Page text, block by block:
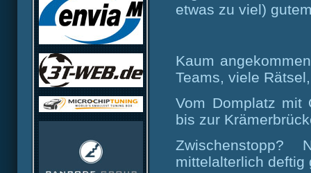
etwas zu viel)
Kaum
Teams, viele
Vom Domplatz mit
bis zur
Zwischenstopp?
mittelalterlich deftig